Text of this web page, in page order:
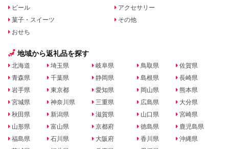
ビール
菓子・スイーツ
おせち
アクセサリー
その他
地域から返礼品を探す
北海道
青森県
岩手県
宮城県
秋田県
山形県
福島県
埼玉県
千葉県
東京都
神奈川県
新潟県
富山県
石川県
岐阜県
静岡県
愛知県
三重県
滋賀県
京都府
大阪府
鳥取県
島根県
岡山県
広島県
山口県
徳島県
香川県
佐賀県
長崎県
熊本県
大分県
宮崎県
鹿児島県
沖縄県